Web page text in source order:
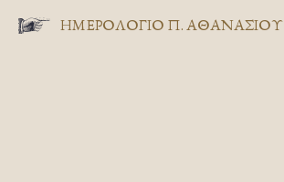
ΗΜΕΡΟΛΟΓΙΟ Π. ΑΘΑΝΑΣΙΟΥ